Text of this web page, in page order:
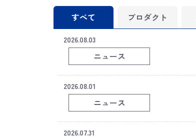
すべて プロダクト
2026.08.03
ニュース
2026.08.01
ニュース
2026.07.31